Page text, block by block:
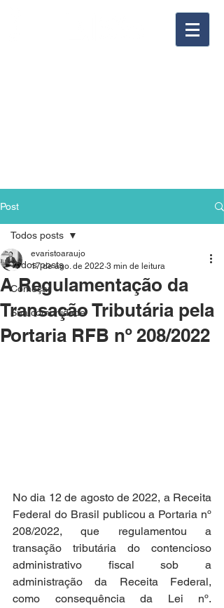
Post
Todos posts
Começar
Sua comunidade
Todos posts
A Regulamentação da
Transação Tributária pela
Portaria RFB nº 208/2022
evaristoaraujo
17 de ago. de 2022 3 min de leitura
No dia 12 de agosto de 2022, a Receita
Federal do Brasil publicou a Portaria nº
208/2022, que regulamentou a
transação tributária do contencioso
administrativo fiscal sob a
administração da Receita Federal,
como consequência da Lei nº.